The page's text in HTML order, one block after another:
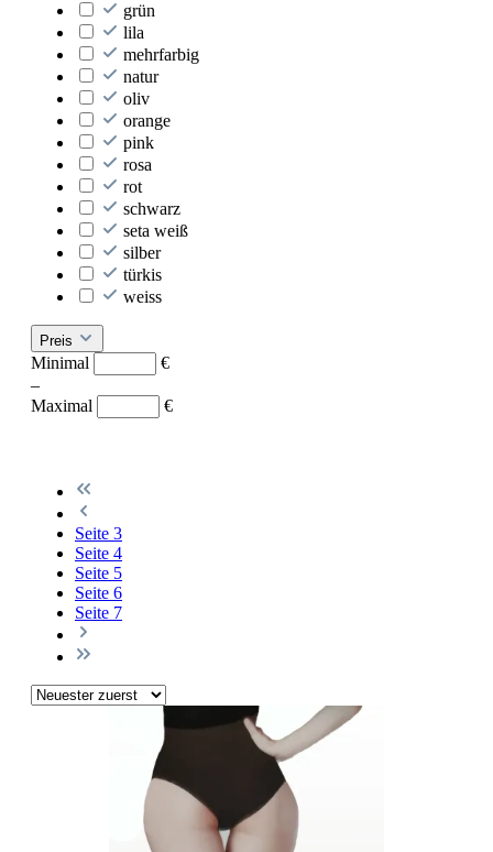
grün
lila
mehrfarbig
natur
oliv
orange
pink
rosa
rot
schwarz
seta weiß
silber
türkis
weiss
Preis
Minimal
€
–
Maximal
€
Seite 3
Seite 4
Seite 5
Seite 6
Seite 7